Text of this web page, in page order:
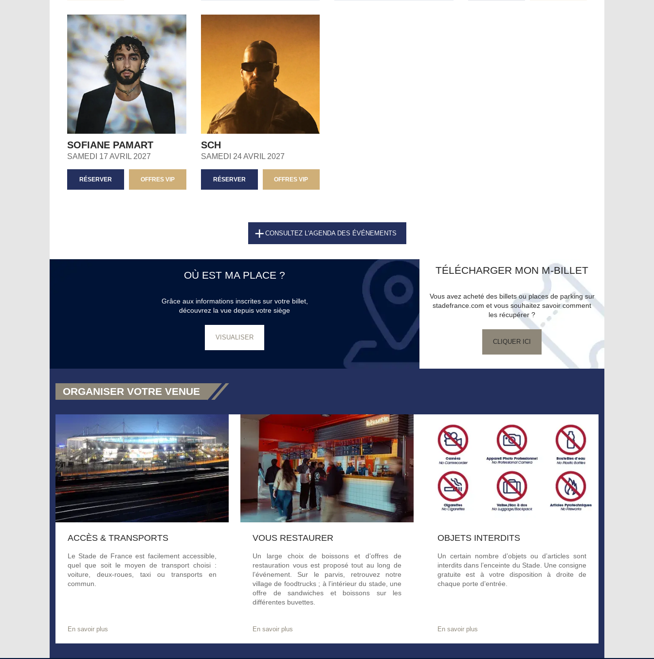
SOFIANE PAMART
SAMEDI 17 AVRIL 2027
RÉSERVER OFFRES VIP
SCH
SAMEDI 24 AVRIL 2027
RÉSERVER OFFRES VIP
CONSULTEZ L'AGENDA DES ÉVÉNEMENTS
OÙ EST MA PLACE ?
Grâce aux informations inscrites sur votre billet,
découvrez la vue depuis votre siège
VISUALISER
TÉLÉCHARGER MON M-BILLET
Vous avez acheté des billets ou places de parking sur
stadefrance.com et vous souhaitez savoir comment
les récupérer ?
CLIQUER ICI
ORGANISER VOTRE VENUE
ACCÈS & TRANSPORTS
Le Stade de France est facilement accessible,
quel que soit le moyen de transport choisi :
voiture, deux-roues, taxi ou transports en
commun.
En savoir plus
VOUS RESTAURER
Un large choix de boissons et d’offres de
restauration vous est proposé tout au long de
l’événement. Sur le parvis, retrouvez notre
village de foodtrucks ; à l’intérieur du stade, une
offre de sandwiches et boissons sur les
différentes buvettes.
En savoir plus
OBJETS INTERDITS
Un certain nombre d’objets ou d’articles sont
interdits dans l’enceinte du Stade. Une consigne
gratuite est à votre disposition à droite de
chaque porte d’entrée.
En savoir plus